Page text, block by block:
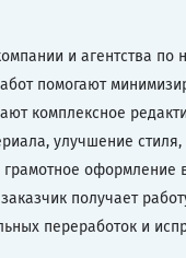
и агентства по
помогают
комплексное
улучшение
грамотное оформление
получает
переработок и